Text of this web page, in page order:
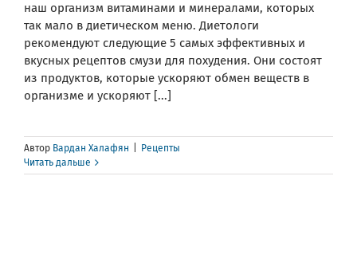
наш организм витаминами и минералами, которых
так мало в диетическом меню. Диетологи
рекомендуют следующие 5 самых эффективных и
вкусных рецептов смузи для похудения. Они состоят
из продуктов, которые ускоряют обмен веществ в
организме и ускоряют [...]
Автор Вардан Халафян
Рецепты
Читать дальше